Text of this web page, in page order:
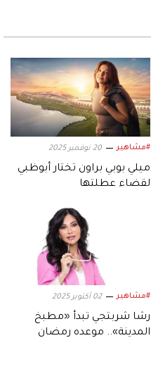
#مشاهير 20 نوفمبر 2025
ميلي بوبي براون تختار أبوظبي
لقضاء عطلتها
#مشاهير 02 أكتوبر 2025
رشا شربتجي تبدأ «مطبخ
المدينة».. موعده رمضان